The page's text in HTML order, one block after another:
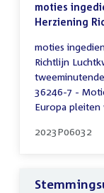
moties
Herziening
moties
Richtlijn
36246-7 -
Europa pleiten
2023P06032